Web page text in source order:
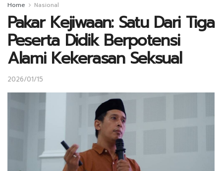
Home Nasional
Pakar Kejiwaan: Satu Dari Tiga
Peserta Didik Berpotensi
Alami Kekerasan Seksual
2026/01/15